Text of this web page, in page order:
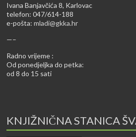
Ivana Banjavčića 8, Karlovac
telefon: 047/614-188
e-pošta:mladi@gkka.hr
—–
Radno vrijeme :
Od ponedjeljka do petka:
od 8 do 15 sati
KNJIŽNIČNA STANICA